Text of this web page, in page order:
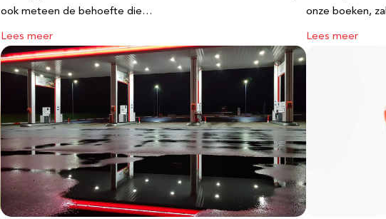
ook meteen de behoefte die…
Lees meer
onze boeken,
Lees meer